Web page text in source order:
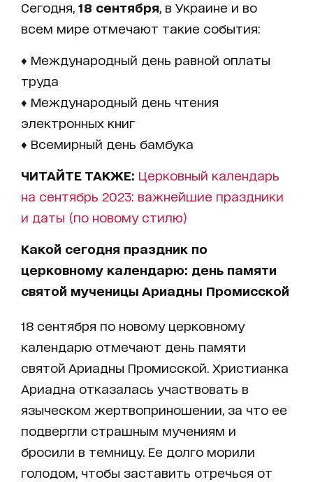
Сегодня, 18 сентября , в Украине и во
всем мире отмечают такие события:
♦ Международный день равной оплаты
труда
♦ Международный день чтения
электронных книг
♦ Всемирный день бамбука
ЧИТАЙТЕ ТАКЖЕ: Церковный календарь
на сентябрь 2023: важнейшие праздники
и даты (по новому стилю)
Какой сегодня праздник по
церковному календарю: день памяти
святой мученицы Ариадны Промисской
18 сентября по новому церковному
календарю отмечают день памяти
святой Ариадны Промисской. Христианка
Ариадна отказалась участвовать в
языческом жертвоприношении, за что ее
подвергли страшным мучениям и
бросили в темницу. Ее долго морили
голодом, чтобы заставить отречься от